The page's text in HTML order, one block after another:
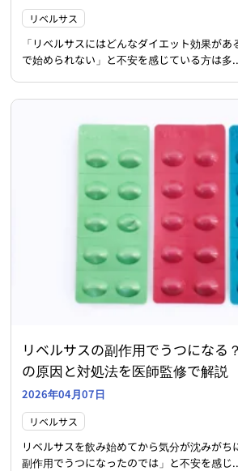
リベルサス
「リベルサスにはどんなダイエット効果が
で始められない」と不安を感じている方は多
リベルサスの副作用でうつになる
の原因と対処法を医師監修で解説
2026年04月07日
リベルサス
リベルサスを飲み始めてから気分が沈みがち
副作用でうつになったのでは」と不安を感じ